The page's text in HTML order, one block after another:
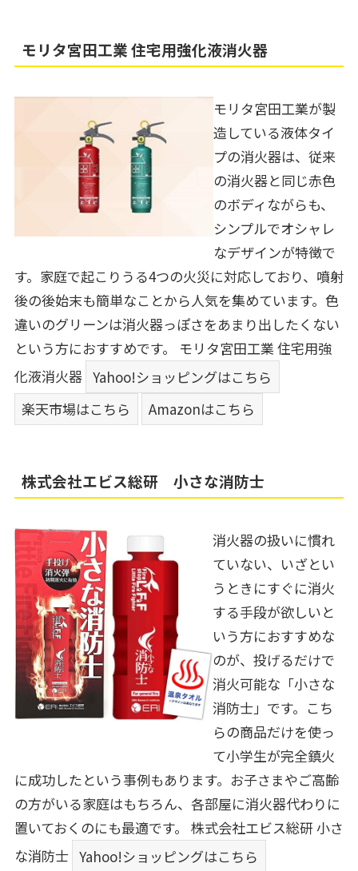
モリタ宮田工業 住宅用強化液消火器
モリタ宮田工業が製
造している液体タイ
プの消火器は、従来
の消火器と同じ赤色
のボディながらも、
シンプルでオシャレ
なデザインが特徴で
す。家庭で起こりうる4つの火災に対応しており、噴射
後の後始末も簡単なことから人気を集めています。色
違いのグリーンは消火器っぽさをあまり出したくない
という方におすすめです。 モリタ宮田工業 住宅用強
化液消火器 Yahoo!ショッピングはこちら
楽天市場はこちら
Amazonはこちら
株式会社エビス総研 小さな消防士
消火器の扱いに慣れ
ていない、いざとい
うときにすぐに消火
する手段が欲しいと
いう方におすすめな
のが、投げるだけで
消火可能な「小さな
消防士」です。こち
らの商品だけを使っ
て小学生が完全鎮火
に成功したという事例もあります。お子さまやご高齢
の方がいる家庭はもちろん、各部屋に消火器代わりに
置いておくのにも最適です。 株式会社エビス総研 小さ
な消防士 Yahoo!ショッピングはこちら